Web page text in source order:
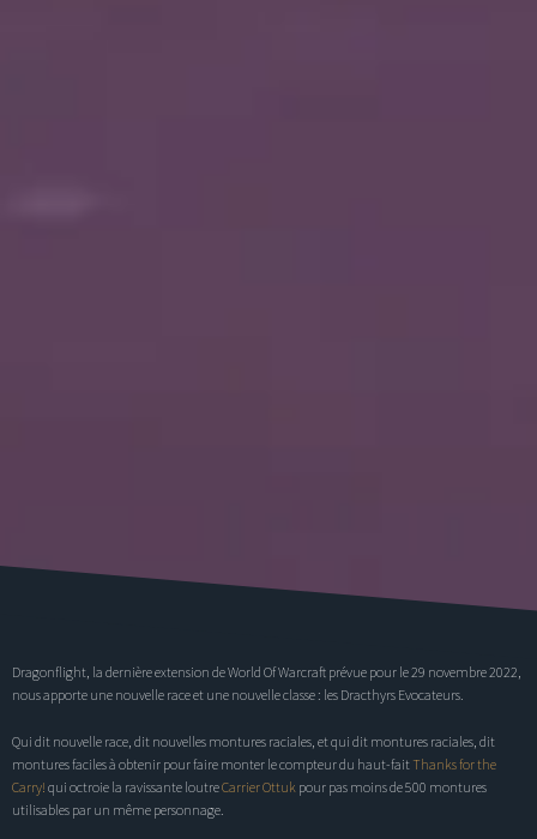
Dragonflight , la dernière extension de World Of Warcraft prévue pour le 29 novembre 2022,
nous apporte une nouvelle race et une nouvelle classe : les Dracthyrs Evocateurs
Qui dit nouvelle race, dit nouvelles montures raciales, et qui dit montures raciales, dit
montures faciles à obtenir pour faire monter le compteur du haut-fait Thanks for the
Carry! qui octroie la ravissante loutreCarrier Ottuk pour pas moins de 500 montures
utilisables par un même personnage.